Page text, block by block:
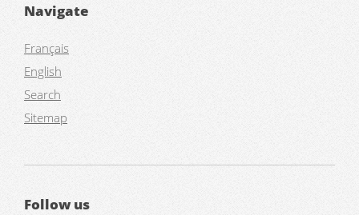
Navigate
Français
English
Search
Sitemap
Follow us